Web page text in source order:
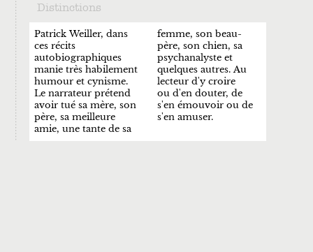
Distinctions
Patrick Weiller, dans
ces récits
autobiographiques
manie très habilement
humour et cynisme.
Le narrateur prétend
avoir tué sa mère, son
père, sa meilleure
amie, une tante de sa
femme, son beau-
père, son chien, sa
psychanalyste et
quelques autres. Au
lecteur d'y croire
ou d'en douter, de
s'en émouvoir ou de
s'en amuser.